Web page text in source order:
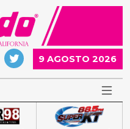
9 AGOSTO 2026